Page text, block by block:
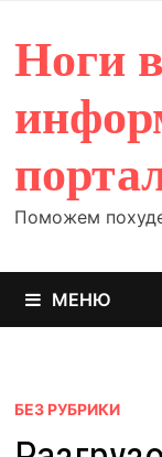
содержимому
Ноги
Поможем
МЕНЮ
БЕЗ РУБРИКИ